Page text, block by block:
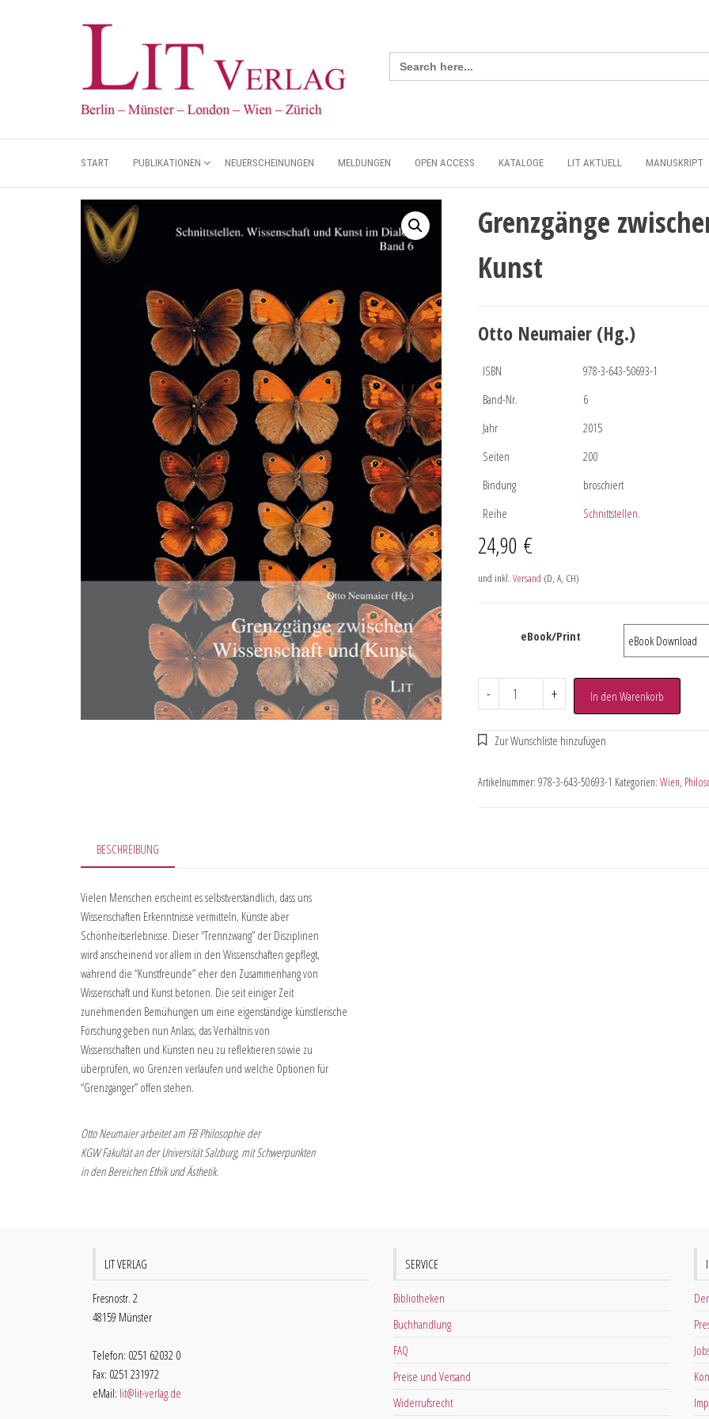
Search
for:
START PUBLIKATIONEN NEUERSCHEINUNGEN MELDUNGEN OPEN ACCESS KATALOGE LIT AKTUELL MANUSKRIPT
Grenzgänge
Kunst
Otto Neumaier (Hg.)
ISBN
978-3-643-50693-1
Band-Nr.
6
Jahr
2015
Seiten
200
Bindung
broschiert
Reihe
Schnittstellen.
24,90 €
und inkl. Versand (D, A, CH)
eBook/Print
- + In den Warenkorb
Artikelnummer: 978-3-643-50693-1 Kategorien: Wien,
BESCHREIBUNG
Vielen Menschen erscheint es selbstverständlich, dass uns
Wissenschaften Erkenntnisse vermitteln, Künste aber
Schönheitserlebnisse. Dieser “Trennzwang” der Disziplinen
wird anscheinend vor allem in den Wissenschaften gepflegt,
während die “Kunstfreunde” eher den Zusammenhang von
Wissenschaft und Kunst betonen. Die seit einiger Zeit
zunehmenden Bemühungen um eine eigenständige künstlerische
Forschung geben nun Anlass, das Verhältnis von
Wissenschaften und Künsten neu zu reflektieren sowie zu
überprüfen, wo Grenzen verlaufen und welche Optionen für
“Grenzgänger” offen stehen.
Otto Neumaier arbeitet am FB Philosophie der
KGW Fakultät an der Universität Salzburg, mit Schwerpunkten
in den Bereichen Ethik und Ästhetik.
LIT VERLAG
Fresnostr. 2
48159 Münster
Telefon: 0251 62032 0
Fax: 0251 231972
eMail: lit@lit-verlag.de
SERVICE
Bibliotheken
Buchhandlung
FAQ
Preise und Versand
Widerrufsrecht